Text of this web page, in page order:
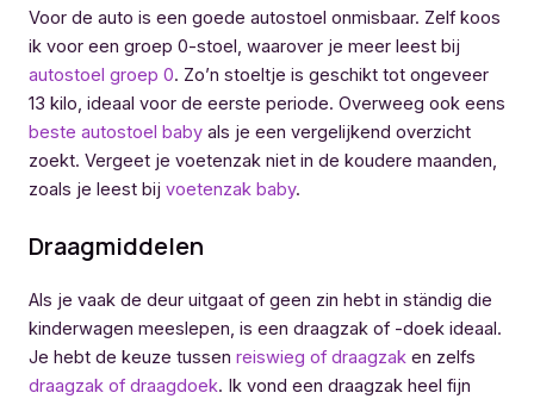
Voor de auto is een goede autostoel onmisbaar. Zelf koos
ik voor een groep 0-stoel, waarover je meer leest bij
autostoel groep 0. Zo’n stoeltje is geschikt tot ongeveer
13 kilo, ideaal voor de eerste periode. Overweeg ook eens
beste autostoel baby als je een vergelijkend overzicht
zoekt. Vergeet je voetenzak niet in de koudere maanden,
zoals je leest bij voetenzak baby.
Draagmiddelen
Als je vaak de deur uitgaat of geen zin hebt in ständig die
kinderwagen meeslepen, is een draagzak of -doek ideaal.
Je hebt de keuze tussen reiswieg of draagzak en zelfs
draagzak of draagdoek. Ik vond een draagzak heel fijn